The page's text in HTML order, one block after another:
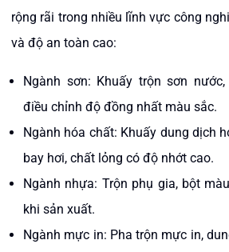
rộng rãi trong nhiều lĩnh vực công
và độ an toàn cao:
Ngành sơn: Khuấy trộn sơn
điều chỉnh độ đồng nhất màu sắc.
Ngành hóa chất: Khuấy dung dịch
bay hơi, chất lỏng có độ nhớt cao.
Ngành nhựa: Trộn phụ gia, bột
khi sản xuất.
Ngành mực in: Pha trộn mực in,